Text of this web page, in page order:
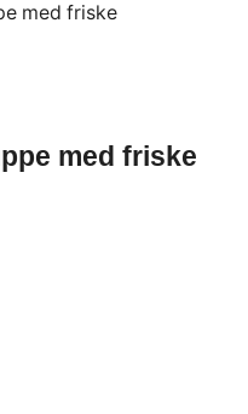
med friske